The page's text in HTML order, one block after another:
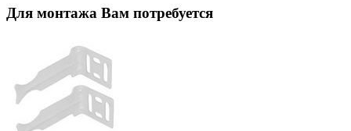
Для монтажа Вам потребуется